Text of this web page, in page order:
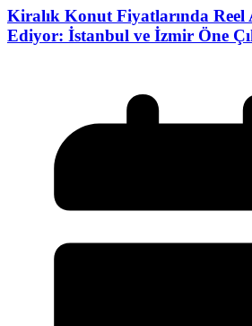
Kiralık Konut Fiyatlarında Reel
Ediyor: İstanbul ve İzmir Öne